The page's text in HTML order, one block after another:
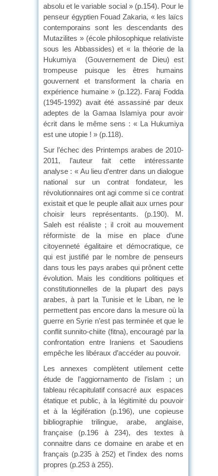
absolu et le variable social » (p.154). Pour le
penseur égyptien Fouad Zakaria, « les laïcs
contemporains sont les descendants des
Mutazilites » (école philosophique relativiste
sous les Abbassides) et « la théorie de la
Hukumiya (Gouvernement de Dieu) est
trompeuse puisque les êtres humains
gouvernent et transforment la charia en
expérience humaine » (p.122). Faraj Fodda
(1945-1992) avait été assassiné par deux
adeptes de la Gamaa Islamiya pour avoir
écrit dans le même sens : « La Hukumiya
est une utopie ! » (p.118).
Sur l’échec des Printemps arabes de 2010-
2011, l’auteur fait cette intéressante
analyse : « Au lieu d’entrer dans un dialogue
national sur un contrat fondateur, les
révolutionnaires ont agi comme si ce contrat
existait et que le peuple allait aux urnes pour
choisir leurs représentants. (p.190). M.
Saleh est réaliste ; il croit au mouvement
réformiste de la mise en place d’une
citoyenneté égalitaire et démocratique, ce
qui est justifié par le nombre de penseurs
dans tous les pays arabes qui prônent cette
évolution. Mais les conditions politiques et
constitutionnelles de la plupart des pays
arabes, à part la Tunisie et le Liban, ne le
permettent pas encore dans la mesure où la
guerre en Syrie n’est pas terminée et que le
conflit sunnito-chiite (fitna), encouragé par la
confrontation entre Iraniens et Saoudiens
empêche les libéraux d’accéder au pouvoir.
Les annexes complètent utilement cette
étude de l’aggiornamento de l’islam ; un
tableau récapitulatif consacré aux espaces
étatique et public, à la légitimité du pouvoir
et à la légifération (p.196), une copieuse
bibliographie trilingue, arabe, anglaise,
française (p.196 à 234), des textes à
connaitre dans ce domaine en arabe et en
français (p.235 à 252) et l’index des noms
propres (p.253 à 255).